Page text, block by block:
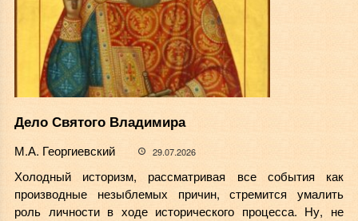
Дело Святого Владимира
М.А. Георгиевский 29.07.2026
Холодный историзм, рассматривая все события как
производные незыблемых причин, стремится умалить
роль личности в ходе исторического процесса. Ну, не